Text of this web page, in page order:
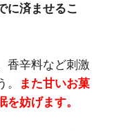
に済ませるこ
香辛料など刺激
また甘いお菓
妨げます。